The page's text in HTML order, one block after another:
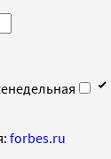
forbes.ru